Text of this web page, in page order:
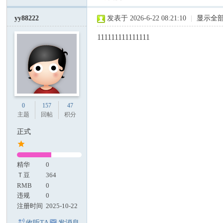
yy88222
0
主题
157
回帖
47
积分
正式
精华
0
Ｔ豆
364
RMB
0
违规
0
注册时间 2025-10-22
发表于 2026-6-22 08:21:10 显示全
111111111111111